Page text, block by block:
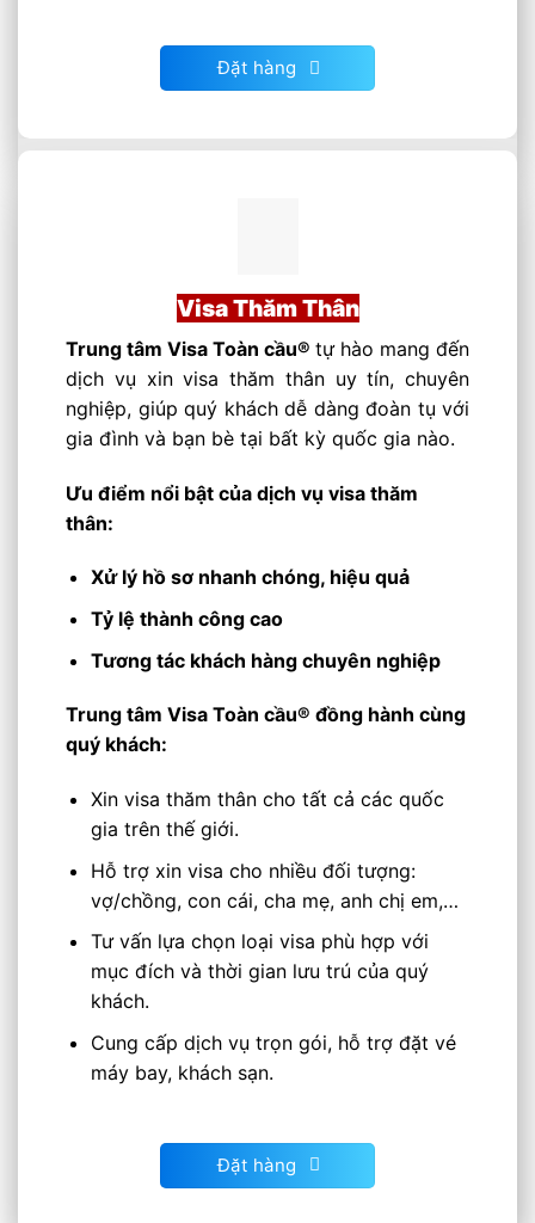
Đặt hàng
Visa Thăm Thân
Trung tâm Visa Toàn cầu® tự hào mang đến
dịch vụ xin visa thăm thân uy tín, chuyên
nghiệp, giúp quý khách dễ dàng đoàn tụ với
gia đình và bạn bè tại bất kỳ quốc gia nào.
Ưu điểm nổi bật của dịch vụ visa thăm
thân:
Xử lý hồ sơ nhanh chóng, hiệu quả
Tỷ lệ thành công cao
Tương tác khách hàng chuyên nghiệp
Trung tâm Visa Toàn cầu® đồng hành cùng
quý khách:
Xin visa thăm thân cho tất cả các quốc
gia trên thế giới.
Hỗ trợ xin visa cho nhiều đối tượng:
vợ/chồng, con cái, cha mẹ, anh chị em,…
Tư vấn lựa chọn loại visa phù hợp với
mục đích và thời gian lưu trú của quý
khách.
Cung cấp dịch vụ trọn gói, hỗ trợ đặt vé
máy bay, khách sạn.
Đặt hàng